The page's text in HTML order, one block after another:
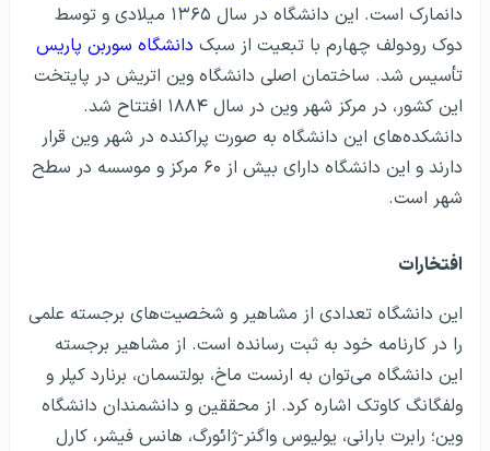
دانمارک است. این دانشگاه در سال ۱۳۶۵ میلادی و توسط
دوک رودولف چهارم با تبعیت از سبک دانشگاه سوربن پاریس
تأسیس شد. ساختمان اصلی دانشگاه وین اتریش در پایتخت
این کشور، در مرکز شهر وین در سال ۱۸۸۴ افتتاح شد.
دانشکده‌های این دانشگاه به صورت پراکنده در شهر وین قرار
دارند و این دانشگاه دارای بیش از ۶۰ مرکز و موسسه در سطح
شهر است.
افتخارات
این دانشگاه تعدادی از مشاهیر و شخصیت‌های برجسته علمی
را در کارنامه خود به ثبت رسانده است. از مشاهیر برجسته
این دانشگاه می‌توان به ارنست ماخ، بولتسمان، برنارد کپلر و
ولفگانگ کاوتک اشاره کرد. از محققین و دانشمندان دانشگاه
وین؛ رابرت بارانی، یولیوس واگنر-ژائورگ، هانس فیشر، کارل